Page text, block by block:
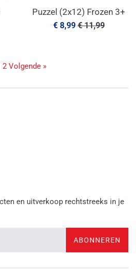
Puzzel (2x12) Frozen 3+
Aanbiedingsprijs
€ 8,99Normale
€ 11,99
2 Volgende »
en uitverkoop rechtstreeks in je
ABONNEREN